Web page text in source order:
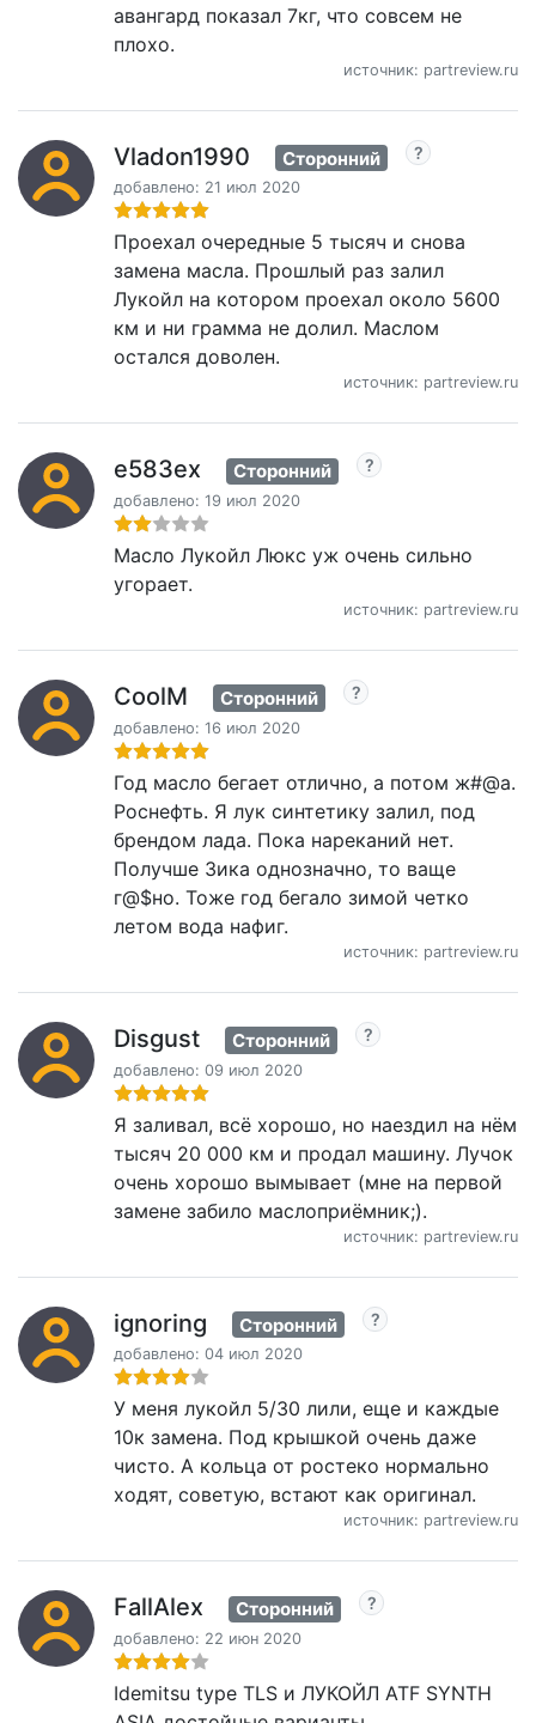
авангард показал 7кг, что совсем не
плохо.
источник: partreview.ru
Vladon1990 Сторонний
добавлено: 21 июл 2020
Проехал очередные 5 тысяч и снова
замена масла. Прошлый раз залил
Лукойл на котором проехал около 5600
км и ни грамма не долил. Маслом
остался доволен.
источник: partreview.ru
e583ex Сторонний
добавлено: 19 июл 2020
Масло Лукойл Люкс уж очень сильно
угорает.
источник: partreview.ru
CoolM Сторонний
добавлено: 16 июл 2020
Год масло бегает отлично, а потом ж#@а.
Роснефть. Я лук синтетику залил, под
брендом лада. Пока нареканий нет.
Получше Зика однозначно, то ваще
г@$но. Тоже год бегало зимой четко
летом вода нафиг.
источник: partreview.ru
Disgust Сторонний
добавлено: 09 июл 2020
Я заливал, всё хорошо, но наездил на нём
тысяч 20 000 км и продал машину. Лучок
очень хорошо вымывает (мне на первой
замене забило маслоприёмник;).
источник: partreview.ru
ignoring Сторонний
добавлено: 04 июл 2020
У меня лукойл 5/30 лили, еще и каждые
10к замена. Под крышкой очень даже
чисто. А кольца от ростеко нормально
ходят, советую, встают как оригинал.
источник: partreview.ru
FallAlex Сторонний
добавлено: 22 июн 2020
Idemitsu type TLS и ЛУКОЙЛ ATF SYNTH